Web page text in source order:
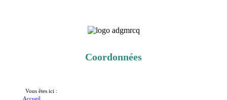
Vous êtes ici :
Accueil
Coordonnées